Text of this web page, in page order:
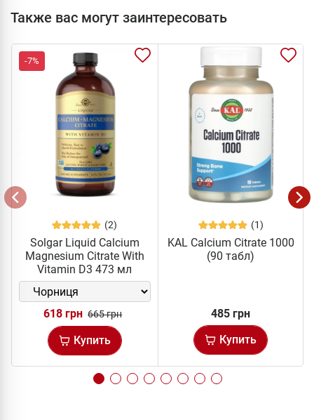
Также вас могут заинтересовать
-7%
(2)
Solgar Liquid Calcium
Magnesium Citrate With
Vitamin D3 473 мл
618 грн 665 грн
Купить
(1)
KAL Calcium Citrate 1000
(90 табл)
485 грн
Купить